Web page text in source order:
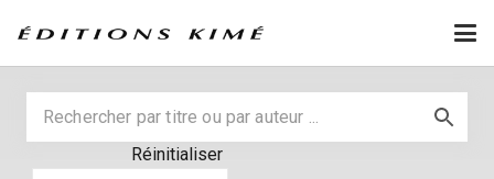
Réinitialiser